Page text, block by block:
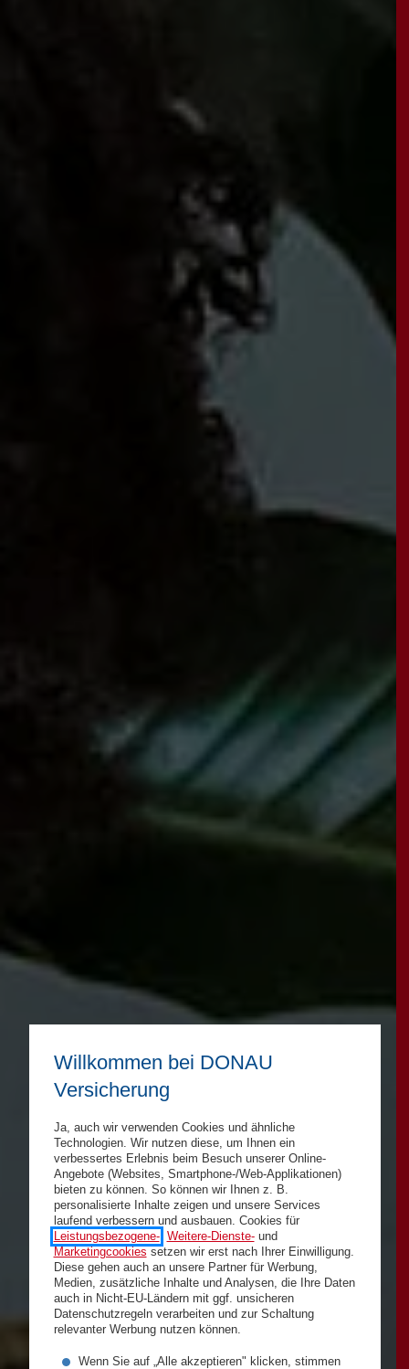
Willkommen bei DONAU
Versicherung
Ja, auch wir verwenden Cookies und ähnliche
Technologien. Wir nutzen diese, um Ihnen ein
verbessertes Erlebnis beim Besuch unserer Online-
Angebote (Websites, Smartphone-/Web-Applikationen)
bieten zu können. So können wir Ihnen z. B.
personalisierte Inhalte zeigen und unsere Services
laufend verbessern und ausbauen. Cookies für
Leistungsbezogene-, Weitere-Dienste-und
Marketingcookies setzen wir erst nach Ihrer Einwilligung.
Diese gehen auch an unsere Partner für Werbung,
Medien, zusätzliche Inhalte und Analysen, die Ihre Daten
auch in Nicht-EU-Ländern mit ggf. unsicheren
Datenschutzregeln verarbeiten und zur Schaltung
relevanter Werbung nutzen können.
Wenn Sie auf „Alle akzeptieren" klicken, stimmen